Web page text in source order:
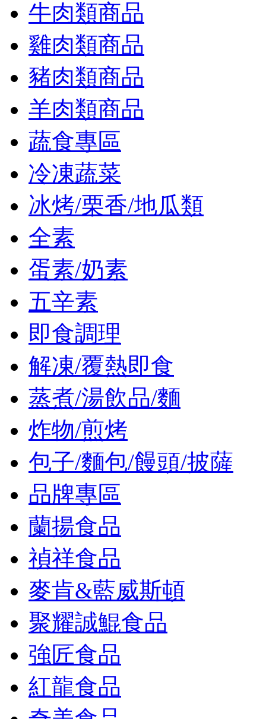
牛肉類商品
雞肉類商品
豬肉類商品
羊肉類商品
蔬食專區
冷凍蔬菜
冰烤/栗香/地瓜類
全素
蛋素/奶素
五辛素
即食調理
解凍/覆熱即食
蒸煮/湯飲品/麵
炸物/煎烤
包子/麵包/饅頭/披薩
品牌專區
蘭揚食品
禎祥食品
麥肯&藍威斯頓
聚耀誠鯤食品
強匠食品
紅龍食品